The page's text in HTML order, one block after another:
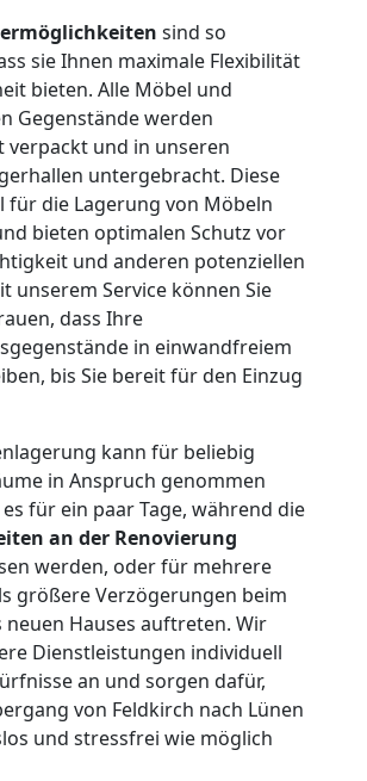
sind so
sie Ihnen maximale Flexibilität
bieten. Alle Möbel und
Gegenstände werden
verpackt und in unseren
untergebracht. Diese
für die Lagerung von Möbeln
bieten optimalen Schutz vor
und anderen potenziellen
unserem Service können Sie
dass Ihre
in einwandfreiem
bis Sie bereit für den Einzug
kann für beliebig
in Anspruch genommen
für ein paar Tage, während die
an der Renovierung
werden, oder für mehrere
größere Verzögerungen beim
neuen Hauses auftreten. Wir
Dienstleistungen individuell
an und sorgen dafür,
von Feldkirch nach Lünen
und stressfrei wie möglich